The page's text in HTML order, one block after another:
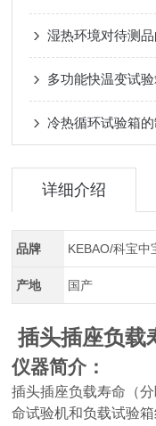
湿热环境对待测
多功能快温变试
冷热循环试验箱
详细介绍
品牌 KEBAO/科宝中
产地 国产
插头插座负载
仪器简介：
插头插座负载寿命（
命试验机和负载试验